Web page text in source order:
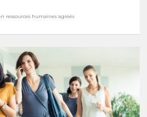
ressources humaines agréés